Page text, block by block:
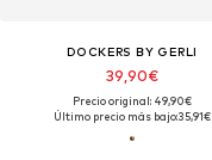
DOCKERS BY GERLI
39,90€
Precio original: 49,90€
Último precio más bajo:35,91€